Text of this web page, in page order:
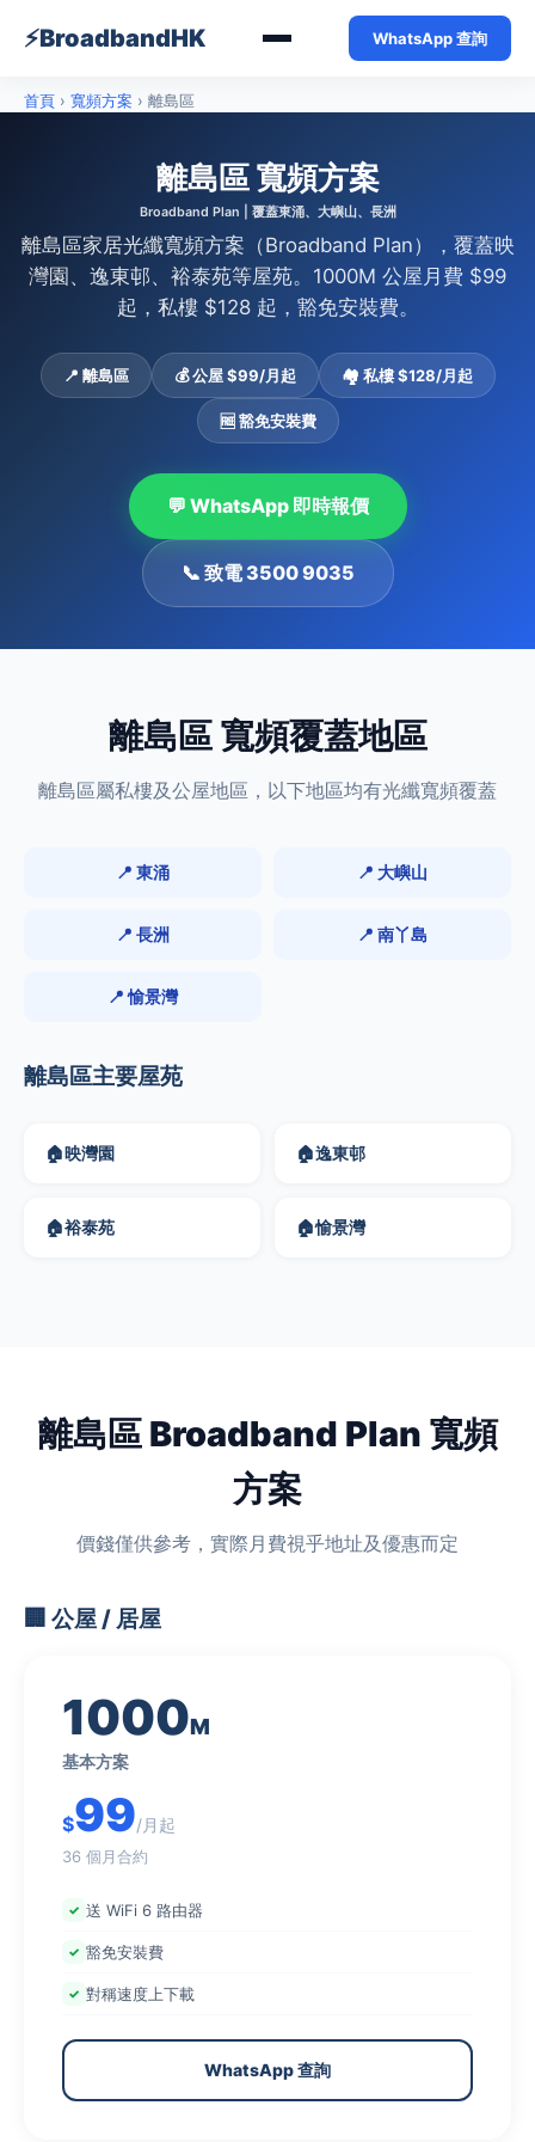
⚡BroadbandHK WhatsApp 查詢
首頁 › 寬頻方案 › 離島區
離島區 寬頻方案
Broadband Plan | 覆蓋東涌、大嶼山、長洲
離島區家居光纖寬頻方案（Broadband Plan），覆蓋映
灣園、逸東邨、裕泰苑等屋苑。1000M 公屋月費 $99
起，私樓 $128 起，豁免安裝費。
📍 離島區 💰 公屋 $99/月起 🏘️ 私樓 $128/月起
🆓 豁免安裝費
💬 WhatsApp 即時報價
📞 致電 3500 9035
離島區 寬頻覆蓋地區
離島區屬私樓及公屋地區，以下地區均有光纖寬頻覆蓋
📍 東涌 📍 大嶼山
📍 長洲 📍 南丫島
📍 愉景灣
離島區主要屋苑
🏠映灣園 🏠逸東邨
🏠裕泰苑 🏠愉景灣
離島區 Broadband Plan 寬頻
方案
價錢僅供參考，實際月費視乎地址及優惠而定
🏢 公屋 / 居屋
1000M
基本方案
$99/月起
36 個月合約
送 WiFi 6 路由器
豁免安裝費
對稱速度上下載
WhatsApp 查詢